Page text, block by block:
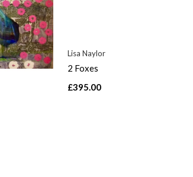
Lisa Naylor
2 Foxes
£395.00